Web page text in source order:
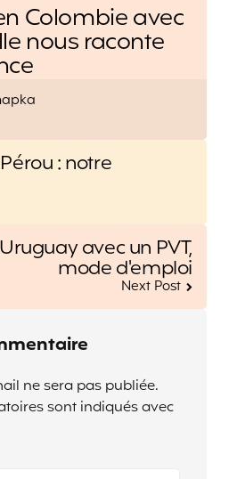
Colombie avec
nous raconte
: notre
avec un PVT,
mode d'emploi
Next Post
ne sera pas publiée.
sont indiqués avec